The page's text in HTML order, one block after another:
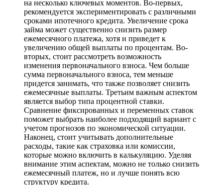
на несколько ключевых моментов. Во-первых,
рекомендуется экспериментировать с различными
сроками ипотечного кредита. Увеличение срока
займа может существенно снизить размер
ежемесячного платежа, хотя и приведет к
увеличению общей выплаты по процентам. Во-
вторых, стоит рассмотреть возможность
изменения первоначального взноса. Чем больше
сумма первоначального взноса, тем меньше
придется занимать, что также позволяет снизить
ежемесячные выплаты. Третьим важным аспектом
является выбор типа процентной ставки.
Сравнение фиксированных и переменных ставок
поможет выбрать наиболее подходящий вариант с
учетом прогнозов по экономической ситуации.
Наконец, стоит учитывать дополнительные
расходы, такие как страховка или комиссии,
которые можно включить в калькуляцию. Уделяя
внимание этим аспектам, можно не только снизить
ежемесячный платеж, но и лучше понять всю
структуру кредита.